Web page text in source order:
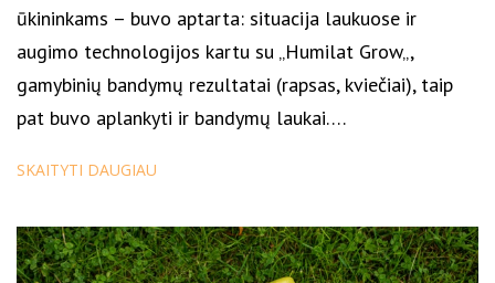
ūkininkams – buvo aptarta: situacija laukuose ir
augimo technologijos kartu su „Humilat Grow„,
gamybinių bandymų rezultatai (rapsas, kviečiai), taip
pat buvo aplankyti ir bandymų laukai….
SKAITYTI DAUGIAU